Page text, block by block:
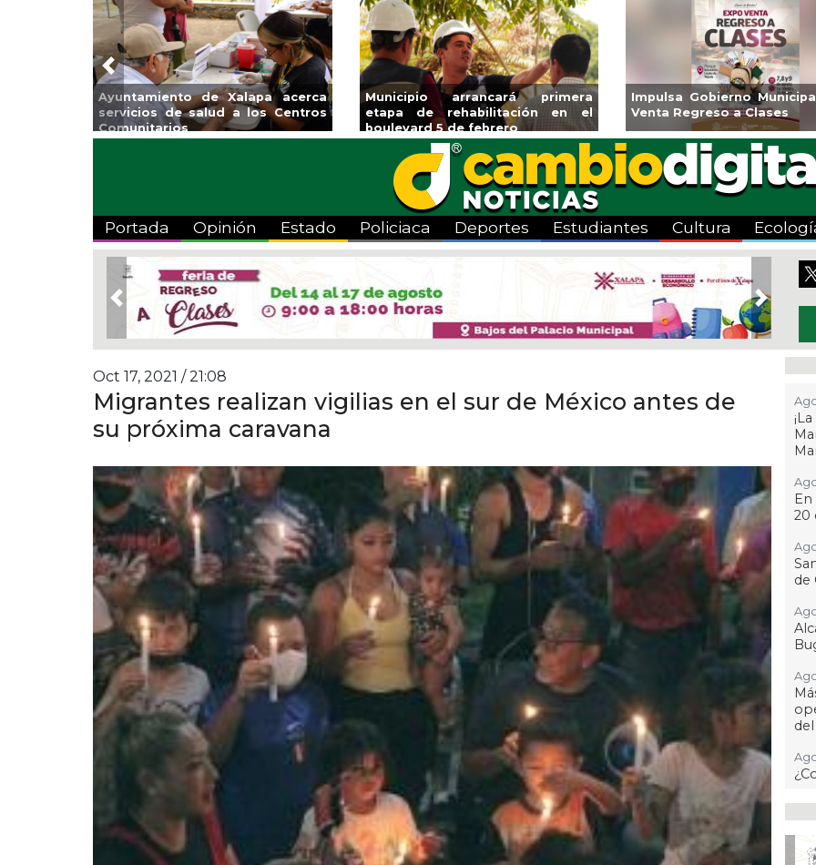
Coatzacoalcos la
Semiolímpica Zona
Invita Ayuntamiento de Veracruz
a Temporada de Artes “Escena
Viva”
Aplicará CMAS el Programa de
Tandeo durante agosto
colonia
Previous
Portada Opinión Estado Policiaca Deportes Estudiantes Cultura
Previous Next
Oct 17, 2021 / 21:08
Migrantes realizan vigilias en el sur de México antes de
su próxima caravana
20
de